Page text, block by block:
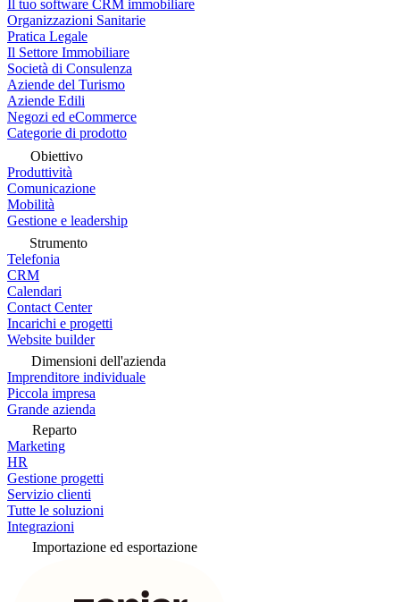
Il tuo software CRM immobiliare
Organizzazioni Sanitarie
Pratica Legale
Il Settore Immobiliare
Società di Consulenza
Aziende del Turismo
Aziende Edili
Negozi ed eCommerce
Categorie di prodotto
Obiettivo
Produttività
Comunicazione
Mobilità
Gestione e leadership
Strumento
Telefonia
CRM
Calendari
Contact Center
Incarichi e progetti
Website builder
Dimensioni dell'azienda
Imprenditore individuale
Piccola impresa
Grande azienda
Reparto
Marketing
HR
Gestione progetti
Servizio clienti
Tutte le soluzioni
Integrazioni
Importazione ed esportazione